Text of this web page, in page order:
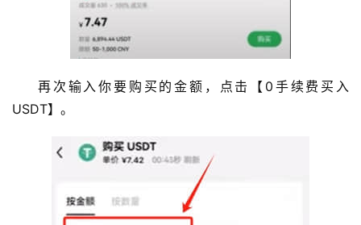
再次输入你要购买的金额，点击【0手续费买入
USDT】。